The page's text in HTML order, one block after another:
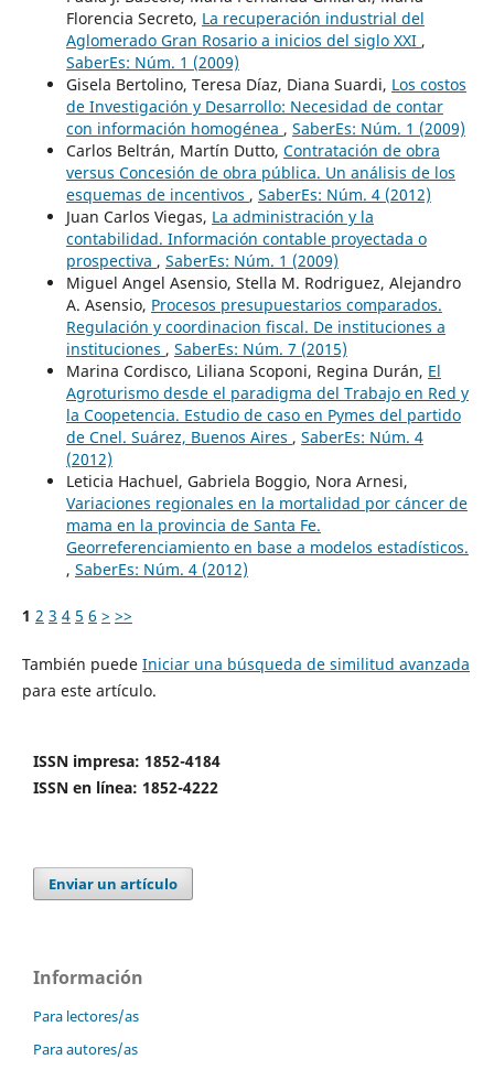
Florencia Secreto, La recuperación industrial del
Aglomerado Gran Rosario a inicios del siglo XXI ,
SaberEs: Núm. 1 (2009)
Gisela Bertolino, Teresa Díaz, Diana Suardi, Los costos
de Investigación y Desarrollo: Necesidad de contar
con información homogénea , SaberEs: Núm. 1 (2009)
Carlos Beltrán, Martín Dutto, Contratación de obra
versus Concesión de obra pública. Un análisis de los
esquemas de incentivos , SaberEs: Núm. 4 (2012)
Juan Carlos Viegas, La administración y la
contabilidad. Información contable proyectada o
prospectiva , SaberEs: Núm. 1 (2009)
Miguel Angel Asensio, Stella M. Rodriguez, Alejandro
A. Asensio, Procesos presupuestarios comparados.
Regulación y coordinacion fiscal. De instituciones a
instituciones , SaberEs: Núm. 7 (2015)
Marina Cordisco, Liliana Scoponi, Regina Durán, El
Agroturismo desde el paradigma del Trabajo en Red y
la Coopetencia. Estudio de caso en Pymes del partido
de Cnel. Suárez, Buenos Aires , SaberEs: Núm. 4
(2012)
Leticia Hachuel, Gabriela Boggio, Nora Arnesi,
Variaciones regionales en la mortalidad por cáncer de
mama en la provincia de Santa Fe.
Georreferenciamiento en base a modelos estadísticos.
, SaberEs: Núm. 4 (2012)
1 2 3 4 5 6 > >>
También puede Iniciar una búsqueda de similitud avanzada
para este artículo.
ISSN impresa: 1852-4184
ISSN en línea: 1852-4222
Enviar un artículo
Información
Para lectores/as
Para autores/as